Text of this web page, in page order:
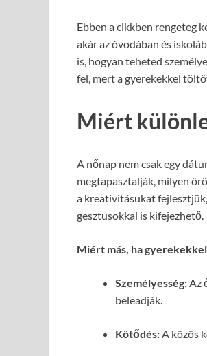
Ebben a cikkben rengeteg
akár az óvodában és
is, hogyan teheted
fel, mert a gyerekekkel
Miért
A nőnap nem csak egy
megtapasztalják, milyen
a kreativitásukat
gesztusokkal is kifejezhető.
Miért más, ha
Személyesség: Az
beleadják.
Kötődés: A közös